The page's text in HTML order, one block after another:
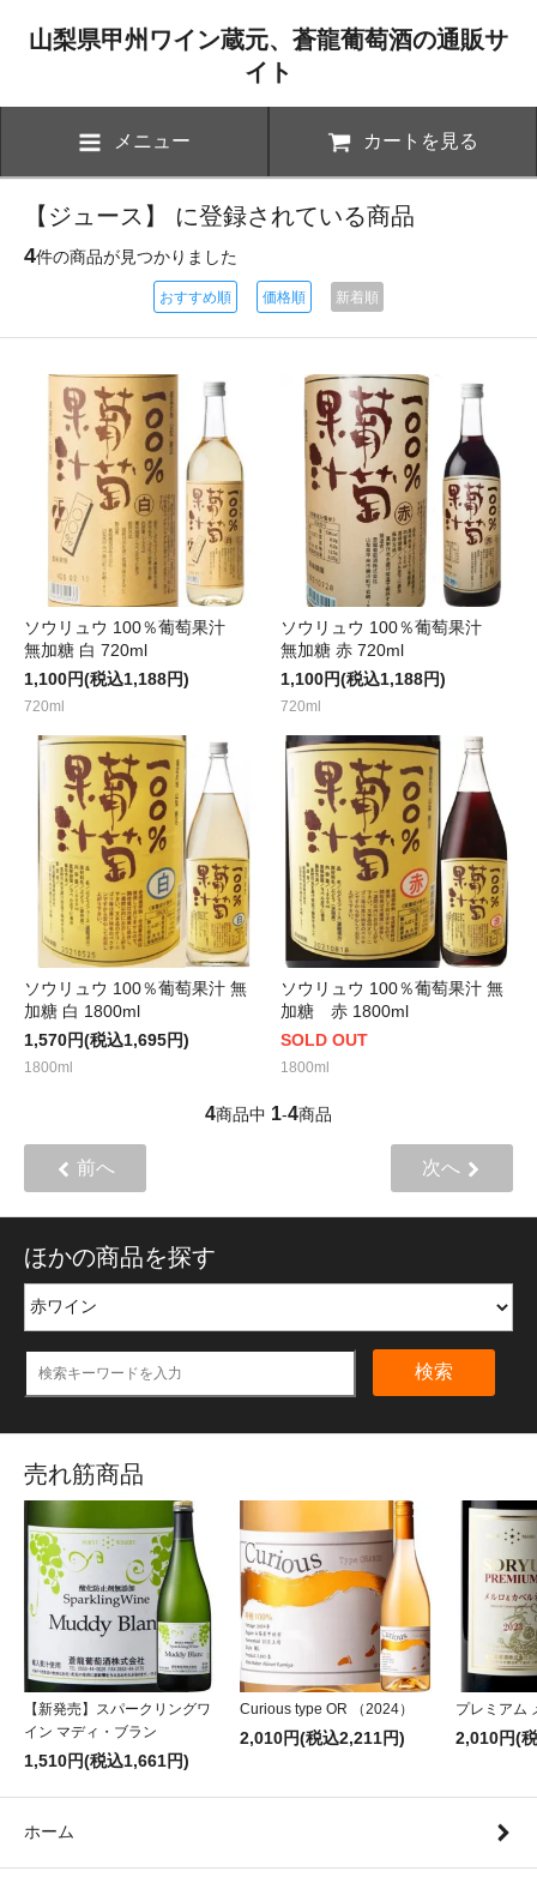
山梨県甲州ワイン蔵元、蒼龍葡萄酒の通販サ
イト
メニュー カートを見る
【ジュース】 に登録されている商品
4件の商品が見つかりました
おすすめ順 価格順 新着順
ソウリュウ 100％葡萄果汁
無加糖 白 720ml
1,100円(税込1,188円)
720ml
ソウリュウ 100％葡萄果汁
無加糖 赤 720ml
1,100円(税込1,188円)
720ml
ソウリュウ 100％葡萄果汁 無
加糖 白 1800ml
1,570円(税込1,695円)
1800ml
ソウリュウ 100％葡萄果汁 無
加糖 赤 1800ml
SOLD OUT
1800ml
4商品中 1-4商品
前へ 次へ
ほかの商品を探す
検索
売れ筋商品
【新発売】スパークリングワ
イン マディ・ブラン
1,510円(税込1,661円)
Curious type OR （2024）
2,010円(税込2,211円)
プレミアム
2,010円(
ホーム